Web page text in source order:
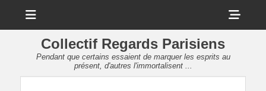
Collectif Regards Parisiens
Pendant que certains essaient de marquer les esprits au
présent, d'autres l'immortalisent ...